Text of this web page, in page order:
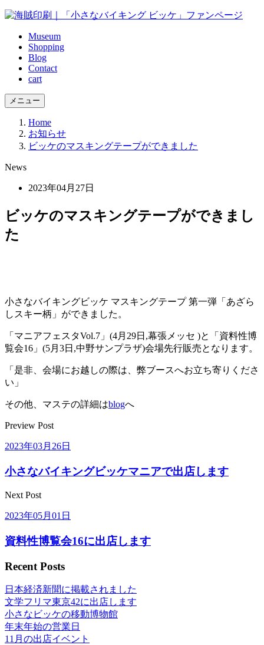
Museum
Shopping
Blog
Contact
cart
メニュー
Home
お知らせ
ビッケのマスキングテープができました
News
2023年04月27日
ビッケのマスキングテープができまし
た
小さなバイキングビッケ マスキングテープ 第一弾「あざら
しスキー柄」ができました。
「マニアフェスタVol.7」(4月29日,幕張メッセ )と「資料性博
覧会16」(5月3日,中野サンプラザ)会場先行販売となります。
「是非、会場にお越しの際は、弊ブースへお立ち寄りくださ
い」
その他、マステの詳細はblogへ
Preview Post
2023年03月26日
小さなバイキングビッケマニアで出店します
Next Post
2023年05月01日
資料性博覧会16に出店します
Recent Posts
日本経済新聞に掲載されました
文学フリマ東京42に出店します
小さなビッケの移動博物館
年末年始の営業日
11月の出店イベント